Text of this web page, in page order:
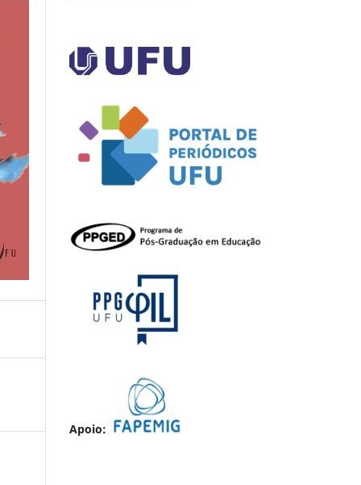
Apoio: